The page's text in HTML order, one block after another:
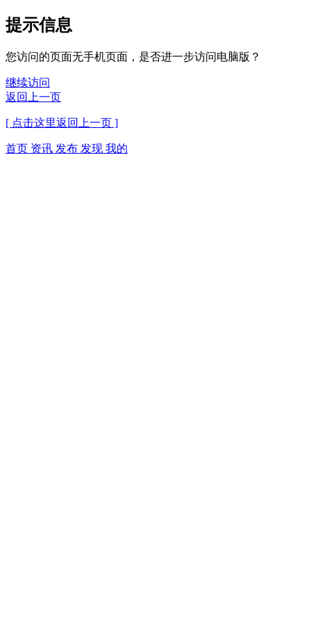
提示信息
您访问的页面无手机页面，是否进一步访问电脑版？
继续访问
返回上一页
[ 点击这里返回上一页 ]
首页 资讯 发布 发现 我的